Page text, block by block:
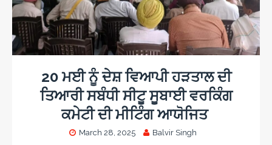
20 ਮਈ ਨੂੰ ਦੇਸ਼ ਵਿਆਪੀ ਹੜਤਾਲ ਦੀ
ਤਿਆਰੀ ਸਬੰਧੀ ਸੀਟੂ ਸੂਬਾਈ ਵਰਕਿੰਗ
ਕਮੇਟੀ ਦੀ ਮੀਟਿੰਗ ਆਯੋਜਿਤ
March 28, 2025 Balvir Singh